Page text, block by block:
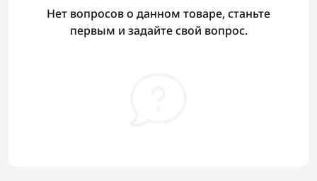
Нет вопросов о данном товаре, станьте
первым и задайте свой вопрос.